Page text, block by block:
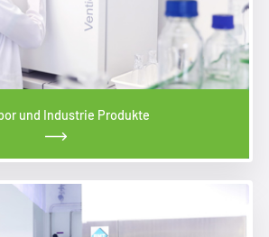
und Industrie Produkte